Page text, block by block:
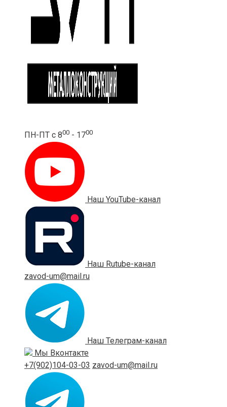
ПН-ПТ с 800 - 1700
Наш YouTube-канал
Наш Rutube-канал
zavod-um@mail.ru
Наш Телеграм-канал
Мы Вконтакте
+7(902)104-03-03 zavod-um@mail.ru